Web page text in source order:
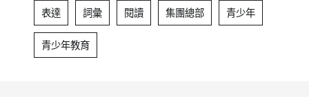
表達 詞彙 閱讀 集團總部 青少年
青少年教育